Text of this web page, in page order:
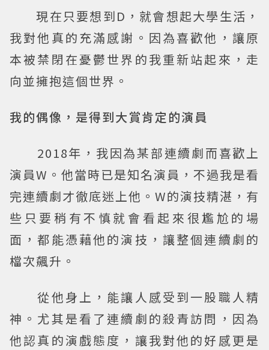
現在只要想到D，就會想起大學生活，
我對他真的充滿感謝。因為喜歡他，讓原
本被禁閉在憂鬱世界的我重新站起來，走
向並擁抱這個世界。
我的偶像，是得到大賞肯定的演員
2018年，我因為某部連續劇而喜歡上
演員W。他當時已是知名演員，不過我是看
完連續劇才徹底迷上他。W的演技精湛，有
些只要稍有不慎就會看起來很尷尬的場
面，都能憑藉他的演技，讓整個連續劇的
檔次飆升。
從他身上，能讓人感受到一股職人精
神。尤其是看了連續劇的殺青訪問，因為
他認真的演戲態度，讓我對他的好感更是